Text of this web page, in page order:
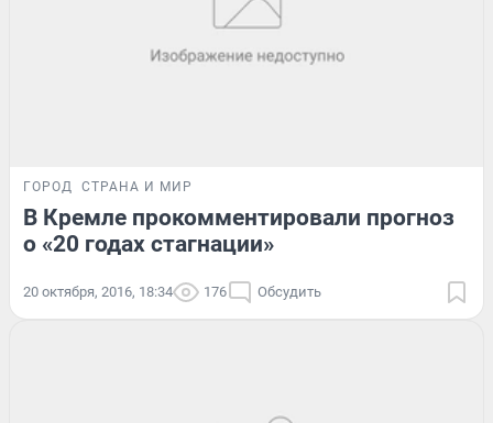
ГОРОД СТРАНА И МИР
В Кремле прокомментировали прогноз
о «20 годах стагнации»
20 октября, 2016, 18:34 176 Обсудить